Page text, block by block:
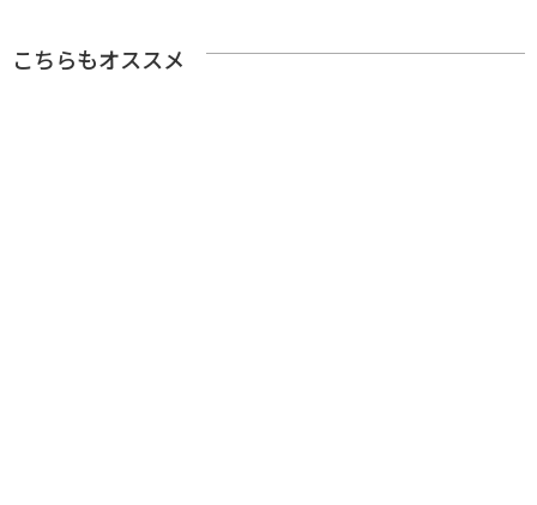
こちらもオススメ